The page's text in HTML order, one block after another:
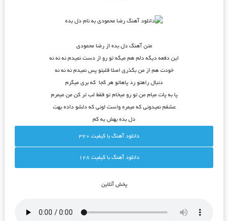
متن آهنگ دل بده از رضا محمودی
این دفعه دیگه دلم هم میگه تو رو از دست نمیدم نه نه نه
خودت هم از من بگذری اصلا قلبتو پس نمیدم نه نه نه
دنبال راهتو رد پاهاتو هر کجا که بری میگرم
پا به پات میام من تو رو میخام تو فقط لب تر کن من میمرم
عشقم نمیدونی که میمره واست اونی که دلشو داده بهت
دل بده بهش یه کم
دانلود آهنگ با کيفيت 320
دانلود آهنگ با کيفيت 128
پخش آنلاين